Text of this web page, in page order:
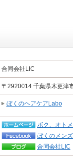
合同会社LIC
〒2920014 千葉県木更津
ぼくのヘアケアLabo
ボク、オト
ぼくのメン
合同会社LIC